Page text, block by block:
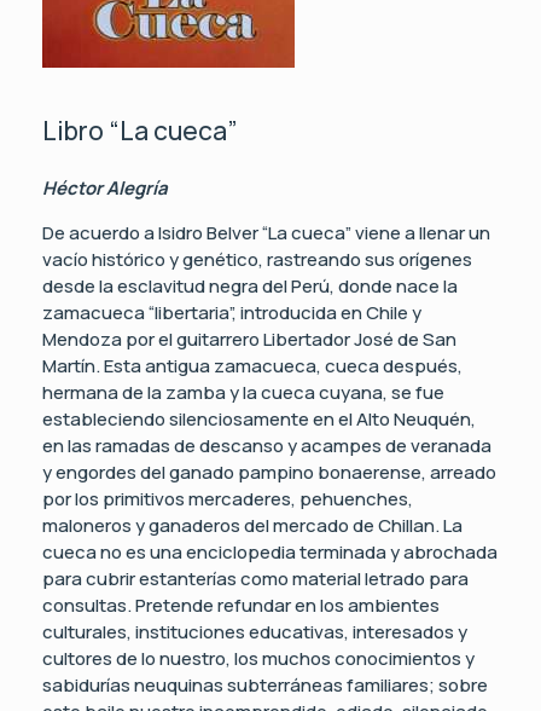
Libro “La cueca”
Héctor Alegría
De acuerdo a Isidro Belver “La cueca” viene a llenar un
vacío histórico y genético, rastreando sus orígenes
desde la esclavitud negra del Perú, donde nace la
zamacueca “libertaria”, introducida en Chile y
Mendoza por el guitarrero Libertador José de San
Martín. Esta antigua zamacueca, cueca después,
hermana de la zamba y la cueca cuyana, se fue
estableciendo silenciosamente en el Alto Neuquén,
en las ramadas de descanso y acampes de veranada
y engordes del ganado pampino bonaerense, arreado
por los primitivos mercaderes, pehuenches,
maloneros y ganaderos del mercado de Chillan. La
cueca no es una enciclopedia terminada y abrochada
para cubrir estanterías como material letrado para
consultas. Pretende refundar en los ambientes
culturales, instituciones educativas, interesados y
cultores de lo nuestro, los muchos conocimientos y
sabidurías neuquinas subterráneas familiares; sobre